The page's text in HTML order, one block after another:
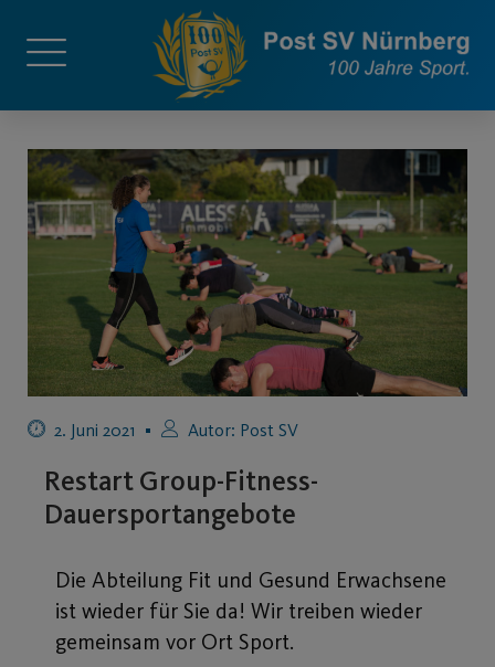
2. Juni 2021 Autor: Post SV
Restart Group-Fitness-
Dauersportangebote
Die Abteilung Fit und Gesund Erwachsene
ist wieder für Sie da! Wir treiben wieder
gemeinsam vor Ort Sport.